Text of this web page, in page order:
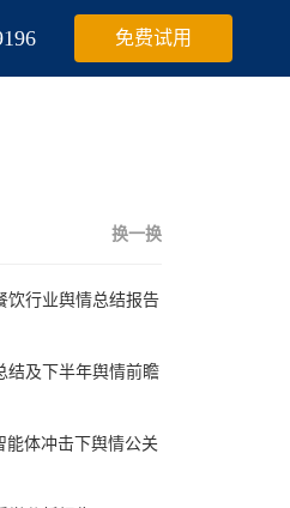
免费试用
换一换
饮行业舆情总结报告
结及下半年舆情前瞻
能体冲击下舆情公关